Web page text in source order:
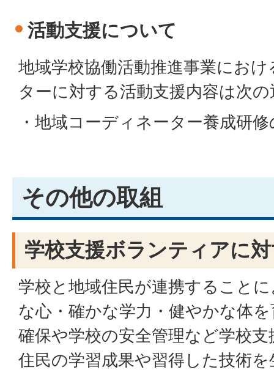
活動支援について
地域学校協働活動推進事業にお
ターに対する活動支援内容は次
・地域コーディネーター養成研
その他の取組
学校支援ボランティアに
学校と地域住民が連携すること
な心・確かな学力・健やかな体
確保や学校の安全管理など学校
住民の学習成果や習得した技術